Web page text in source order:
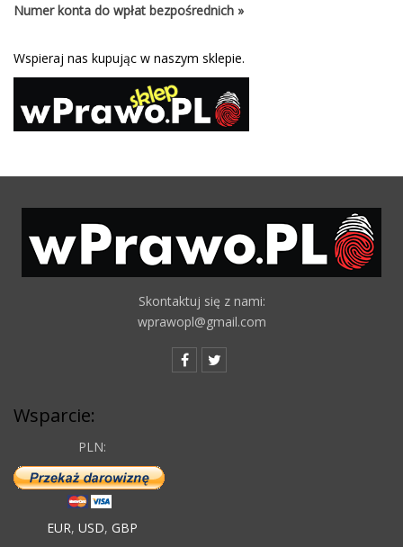
Numer konta do wpłat bezpośrednich »
Wspieraj nas kupując w naszym sklepie.
Skontaktuj się z nami:
wprawopl@gmail.com
Wsparcie:
PLN:
EUR, USD, GBP